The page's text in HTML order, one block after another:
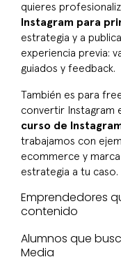
quieres
Instagram para
estrategia y a
experiencia previa:
guiados y feedback.
También es para
convertir Instagram
curso de
trabajamos con
ecommerce y
estrategia a tu caso.
Emprendedores
contenido
Alumnos que
Media